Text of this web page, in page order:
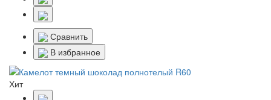
Сравнить
В избранное
Хит